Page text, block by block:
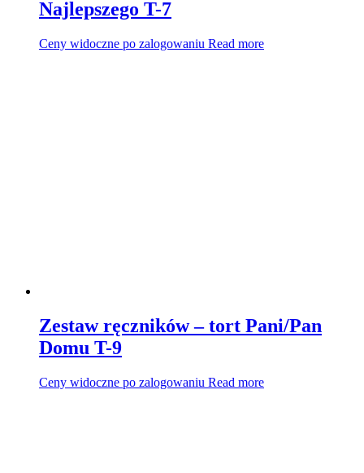
Najlepszego T-7
Ceny widoczne po zalogowaniu Read more
Zestaw ręczników – tort Pani/Pan
Domu T-9
Ceny widoczne po zalogowaniu Read more